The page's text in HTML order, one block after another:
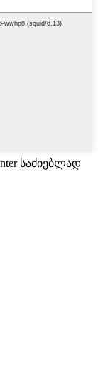
საძიებლად